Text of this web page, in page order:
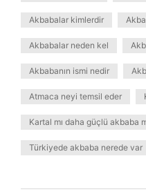
Akbabalar kimlerdir
Akbabalar neden kel
Akbabanın ismi nedir
Atmaca neyi temsil eder
Kartal mı daha güçlü akbaba
Türkiyede akbaba nerede var